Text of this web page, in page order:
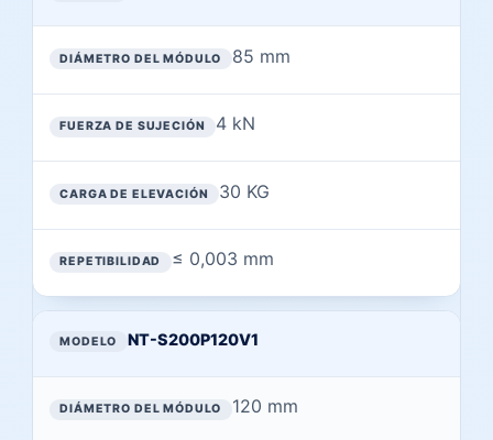
DIÁMETRO DEL MÓDULO
FUERZA DE SUJECIÓN
85 mm
4 kN
30 KG
≤ 0,003 mm
NT-S200P120V1
120 mm